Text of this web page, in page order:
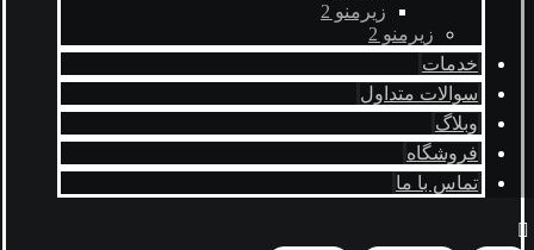
زیرمنو 2
زیرمنو 2
خدمات
سوالات متداول
وبلاگ
فروشگاه
تماس با ما